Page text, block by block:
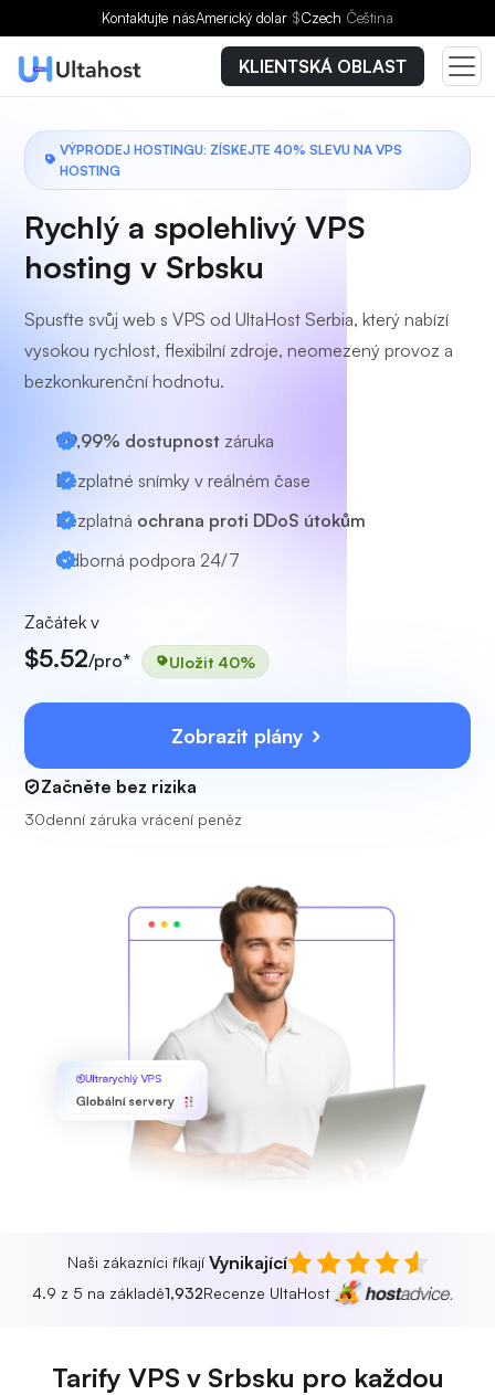
Kontaktujte násAmerický dolar $Czech Čeština
KLIENTSKÁ OBLAST
VÝPRODEJ HOSTINGU: ZÍSKEJTE 40% SLEVU NA VPS
HOSTING
Rychlý a spolehlivý VPS
hosting v Srbsku
Spusťte svůj web s VPS od UltaHost Serbia, který nabízí
vysokou rychlost, flexibilní zdroje, neomezený provoz a
bezkonkurenční hodnotu.
99,99% dostupnost záruka
Bezplatné snímky v reálném čase
Bezplatná ochrana proti DDoS útokům
Odborná podpora 24/7
Začátek v
$5.52/pro* Uložit 40%
Zobrazit plány
Začněte bez rizika
30denní záruka vrácení peněz
Ultrarychlý VPS
Globální servery
Naši zákazníci říkají Vynikající
4.9 z 5 na základě1,932Recenze UltaHost
Tarify VPS v Srbsku pro každou